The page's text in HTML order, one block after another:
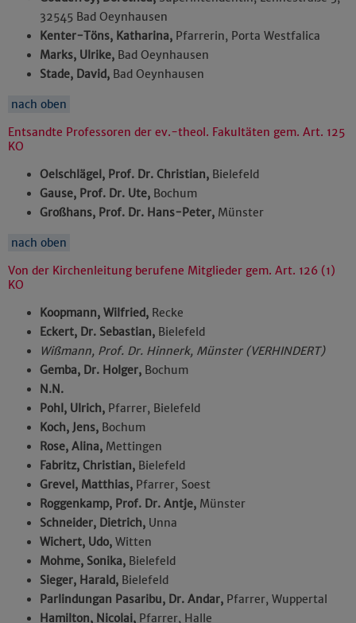
32545 Bad Oeynhausen
Kenter-Töns, Katharina, Pfarrerin, Porta Westfalica
Marks, Ulrike, Bad Oeynhausen
Stade, David, Bad Oeynhausen
nach oben
Entsandte Professoren der ev.-theol. Fakultäten gem. Art. 125
KO
Oelschlägel, Prof. Dr. Christian, Bielefeld
Gause, Prof. Dr. Ute, Bochum
Großhans, Prof. Dr. Hans-Peter, Münster
nach oben
Von der Kirchenleitung berufene Mitglieder gem. Art. 126 (1)
KO
Koopmann, Wilfried, Recke
Eckert, Dr. Sebastian, Bielefeld
Wißmann, Prof. Dr. Hinnerk, Münster (VERHINDERT)
Gemba, Dr. Holger, Bochum
N.N.
Pohl, Ulrich, Pfarrer, Bielefeld
Koch, Jens, Bochum
Rose, Alina, Mettingen
Fabritz, Christian, Bielefeld
Grevel, Matthias, Pfarrer, Soest
Roggenkamp, Prof. Dr. Antje, Münster
Schneider, Dietrich, Unna
Wichert, Udo, Witten
Mohme, Sonika, Bielefeld
Sieger, Harald, Bielefeld
Parlindungan Pasaribu, Dr. Andar, Pfarrer, Wuppertal
Hamilton, Nicolai, Pfarrer, Halle